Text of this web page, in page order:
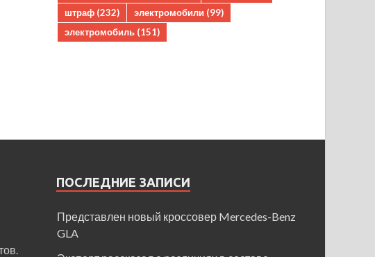
штраф (232) электромобили (99)
электромобиль (151)
ПОСЛЕДНИЕ ЗАПИСИ
Представлен новый кроссовер Mercedes-Benz
GLA